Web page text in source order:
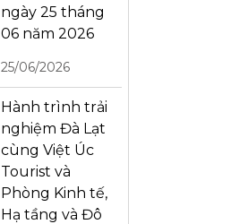
ngày 25 tháng
06 năm 2026
25/06/2026
Hành trình trải
nghiệm Đà Lạt
cùng Việt Úc
Tourist và
Phòng Kinh tế,
Hạ tầng và Đô